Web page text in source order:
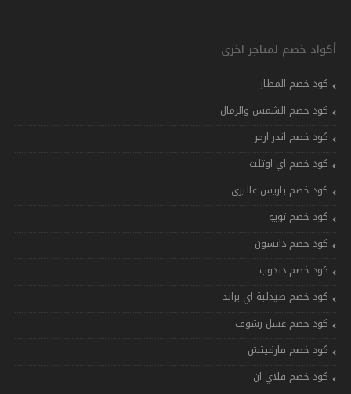
أكواد خصم لمتاجر اخرى
كود خصم المطار
كود خصم الشمس والرمال
كود خصم اندر ارمر
كود خصم اي اوتلت
كود خصم باريس غاليري
كود خصم تويو
كود خصم دايسون
كود خصم دبدوب
كود خصم صيدلية اي براند
كود خصم عسل رشوف
كود خصم فارفيتش
كود خصم فلاي ان